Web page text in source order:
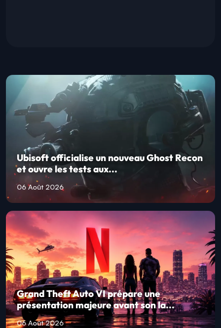
Ubisoft officialise un nouveau Ghost Recon
et ouvre les tests aux...
06 Août 2026
Grand Theft Auto VI prépare une
présentation majeure avant son la...
06 Août 2026